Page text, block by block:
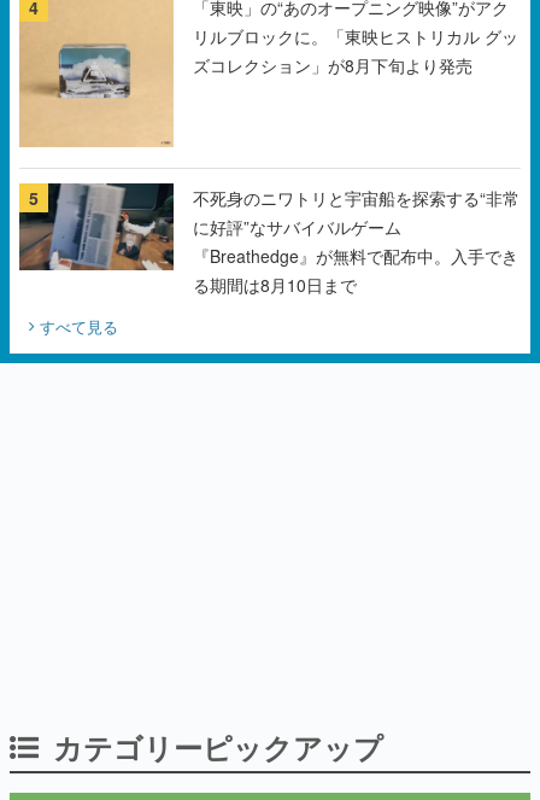
『Breathedge』が無料で配布中。入手でき
る期間は8月10日まで
すべて見る
「現実より意味のある仮想世界を作る」